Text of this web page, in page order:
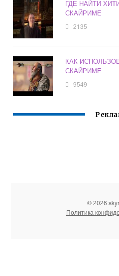
ГДЕ НАЙТИ
СКАЙРИМЕ
2135
КАК
СКАЙРИМЕ
9549
© 2026
Политика